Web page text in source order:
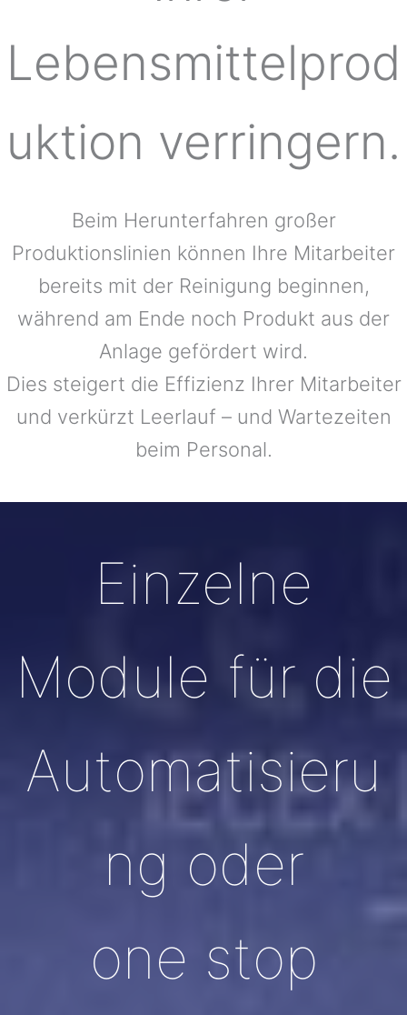
Lebensmittelprod
uktion verringern.
Beim Herunterfahren großer
Produktionslinien können Ihre Mitarbeiter
bereits mit der Reinigung beginnen,
während am Ende noch Produkt aus der
Anlage gefördert wird.
Dies steigert die Effizienz Ihrer Mitarbeiter
und verkürzt Leerlauf – und Wartezeiten
beim Personal.
Einzelne
Module für die
Automatisieru
ng oder
one stop